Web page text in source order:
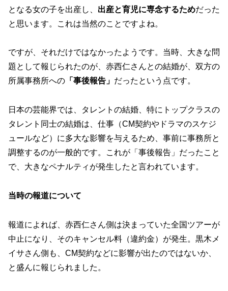
となる女の子を出産し、 出産と育児に専念するためだった
と思います。これは当然のことですよね。
ですが、それだけではなかったようです。当時、大きな問
題として報じられたのが、赤西仁さんとの結婚が、双方の
所属事務所への 「事後報告」 だったという点です。
日本の芸能界では、タレントの結婚、特にトップクラスの
タレント同士の結婚は、仕事（CM契約やドラマのスケジ
ュールなど）に多大な影響を与えるため、事前に事務所と
調整するのが一般的です。これが「事後報告」だったこと
で、大きなペナルティが発生したと言われています。
当時の報道について
報道によれば、赤西仁さん側は決まっていた全国ツアーが
中止になり、そのキャンセル料（違約金）が発生。黒木メ
イサさん側も、CM契約などに影響が出たのではないか、
と盛んに報じられました。